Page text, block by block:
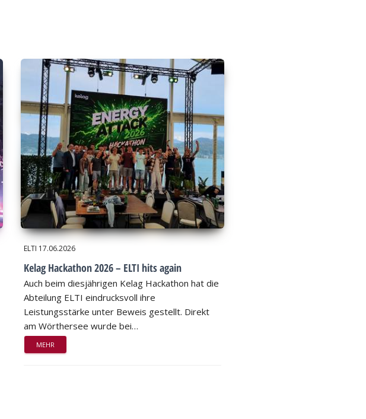
ELTI 17.06.2026
Kelag Hackathon 2026 – ELTI hits again
Auch beim diesjährigen Kelag Hackathon hat die
Abteilung ELTI eindrucksvoll ihre
Leistungsstärke unter Beweis gestellt. Direkt
am Wörthersee wurde bei…
MEHR